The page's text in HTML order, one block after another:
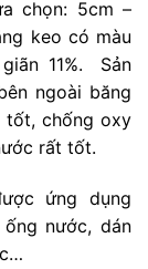
chọn: 5cm –
keo có màu
11%. Sản
ngoài băng
tốt, chống oxy
rất tốt.
ứng dụng
nước, dán